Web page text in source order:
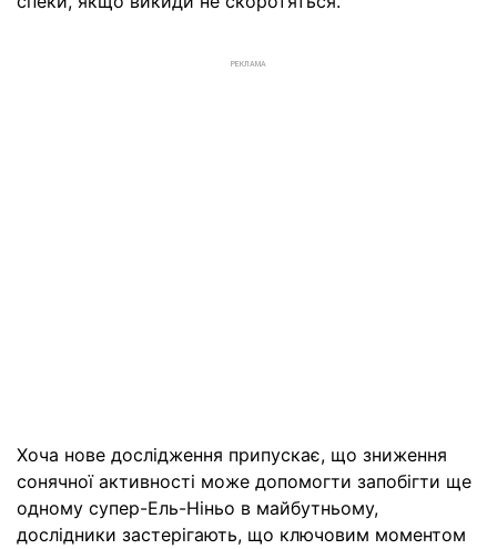
РЕКЛАМА
Хоча нове дослідження припускає, що зниження
сонячної активності може допомогти запобігти ще
одному супер-Ель-Ніньо в майбутньому,
дослідники застерігають, що ключовим моментом